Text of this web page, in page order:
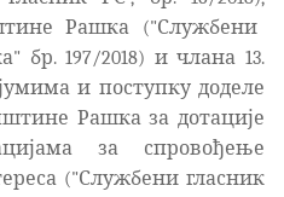
Рашка ("Службени
бр. 197/2018) и члана 13.
и поступку доделе
Рашка за дотације
за спровођење
("Службени гласник